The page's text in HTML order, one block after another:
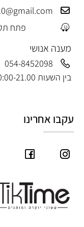
פתח תקווה 3 א,
מענה אנושי
054-8452098
בין השעות 10:00-21.00
עקבו אחרינו